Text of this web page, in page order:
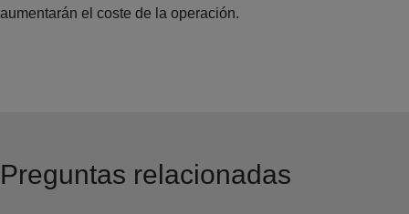
aumentarán el coste de la operación.
Preguntas relacionadas